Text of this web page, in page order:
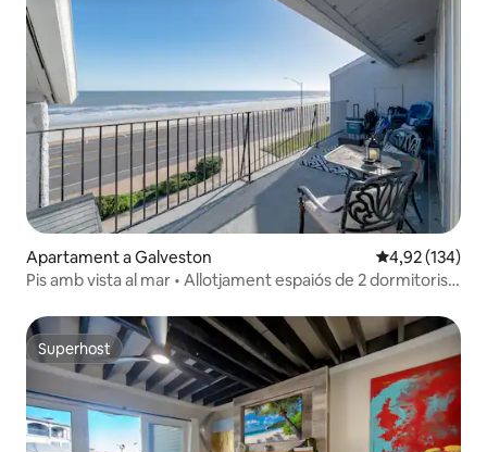
Apartament a Galveston 4,92 de
4,92 (134)
Pis amb vista al mar • Allotjament espaiós de 2 dormitoris a
Superhost
Superhost